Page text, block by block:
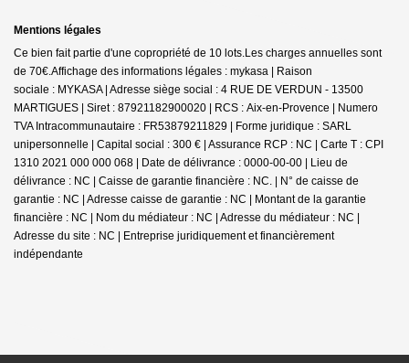
Mentions légales
Ce bien fait partie d'une copropriété de 10 lots.Les charges annuelles sont
de 70€.Affichage des informations légales : mykasa | Raison
sociale : MYKASA | Adresse siège social : 4 RUE DE VERDUN - 13500
MARTIGUES | Siret : 87921182900020 | RCS : Aix-en-Provence | Numero
TVA Intracommunautaire : FR53879211829 | Forme juridique : SARL
unipersonnelle | Capital social : 300 € | Assurance RCP : NC | Carte T : CPI
1310 2021 000 000 068 | Date de délivrance : 0000-00-00 | Lieu de
délivrance : NC | Caisse de garantie financière : NC. | N° de caisse de
garantie : NC | Adresse caisse de garantie : NC | Montant de la garantie
financière : NC | Nom du médiateur : NC | Adresse du médiateur : NC |
Adresse du site : NC | Entreprise juridiquement et financièrement
indépendante